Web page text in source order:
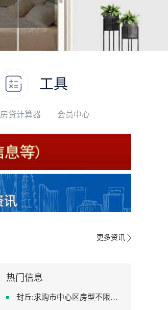
工具
房贷计算器 会员中心
更多资讯
热门信息
封丘:求购市中心区房型不限中档装修